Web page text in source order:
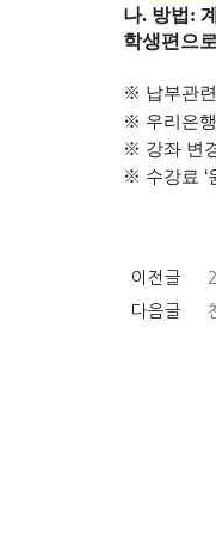
나. 방법 :
학생편으
※ 납부관
※ 우리은
※ 강좌 변
※ 수강료 ‘
이전글
다음글